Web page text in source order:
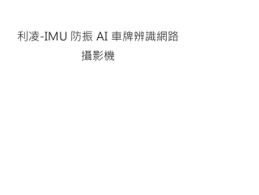
利凌-IMU 防振 AI 車牌辨識網路
攝影機